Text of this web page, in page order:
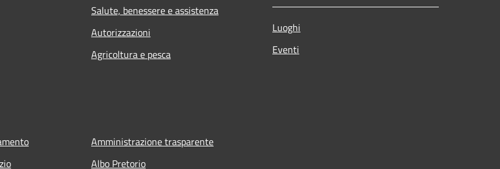
Salute, benessere e assistenza
Autorizzazioni
Agricoltura e pesca
Luoghi
Eventi
Amministrazione trasparente
Albo Pretorio